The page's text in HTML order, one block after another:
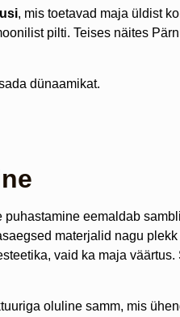
, mis toetavad maja üldist
pilti. Teises näites
dünaamikat.
puhastamine eemaldab
materjalid nagu
vaid ka maja väärtus.
oluline samm, mis